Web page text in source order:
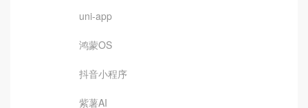
uni-app
鸿蒙OS
抖音小程序
紫薯AI